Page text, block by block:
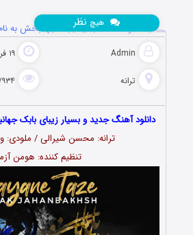
دانلود آهنگ جدید بابک جهانبخش به نام
Admin ۱۹ فروردین ۱۳۹۹
ترانه ۲۷۹۳۴
هیچ نظر
دانلود آهنگ جدید و بسیار زیبای بابک
ترانه: محسن شیرالی / ملودی:
تنظیم کننده: هومن